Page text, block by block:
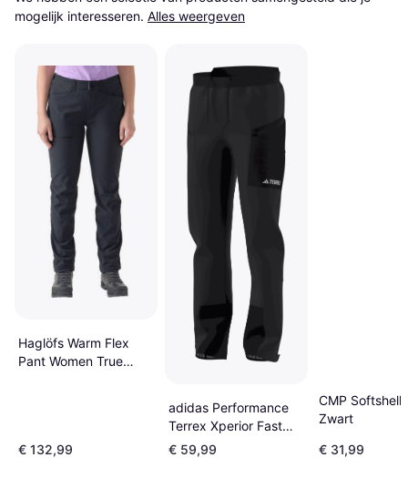
mogelijk interesseren. Alles weergeven
Haglöfs Warm Flex
Pant Women True
€ 132,99
adidas Performance
Terrex Xperior Fast
Broek - Zwart
€ 59,99
CMP Softshell
Zwart
€ 31,99